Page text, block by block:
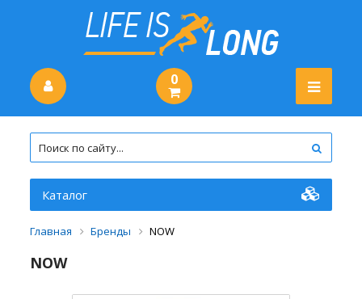
0
Каталог
Главная Бренды NOW
NOW